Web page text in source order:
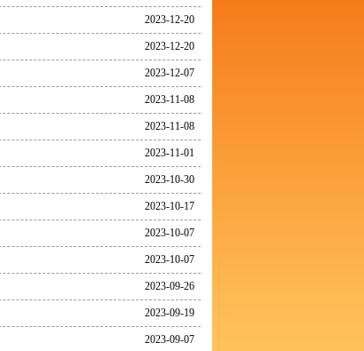
2023-12-20
2023-12-20
2023-12-07
2023-11-08
2023-11-08
2023-11-01
2023-10-30
2023-10-17
2023-10-07
2023-10-07
2023-09-26
2023-09-19
2023-09-07